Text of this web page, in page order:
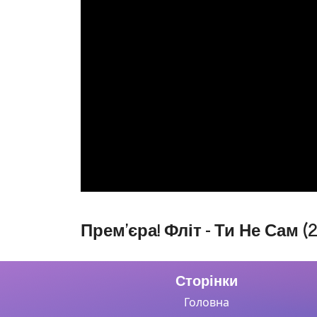
Прем'єра! Фліт - Ти Не Сам
Сторінки
Головна